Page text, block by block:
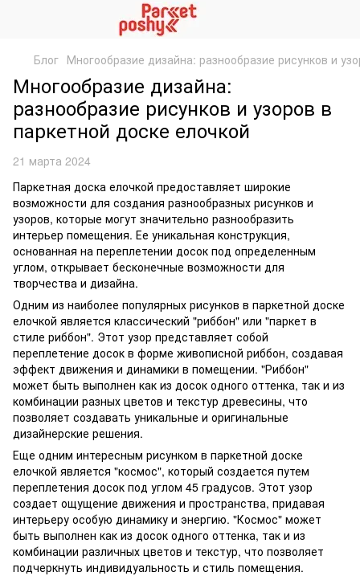
Блог Многообразие дизайна: разнообразие рисунков и
Многообразие дизайна:
разнообразие рисунков и узоров в
паркетной доске елочкой
21 марта 2024
Паркетная доска елочкой предоставляет широкие
возможности для создания разнообразных рисунков и
узоров, которые могут значительно разнообразить
интерьер помещения. Ее уникальная конструкция,
основанная на переплетении досок под определенным
углом, открывает бесконечные возможности для
творчества и дизайна.
Одним из наиболее популярных рисунков в паркетной доске
елочкой является классический "риббон" или "паркет в
стиле риббон". Этот узор представляет собой
переплетение досок в форме живописной риббон, создавая
эффект движения и динамики в помещении. "Риббон"
может быть выполнен как из досок одного оттенка, так и из
комбинации разных цветов и текстур древесины, что
позволяет создавать уникальные и оригинальные
дизайнерские решения.
Еще одним интересным рисунком в паркетной доске
елочкой является "космос", который создается путем
переплетения досок под углом 45 градусов. Этот узор
создает ощущение движения и пространства, придавая
интерьеру особую динамику и энергию. "Космос" может
быть выполнен как из досок одного оттенка, так и из
комбинации различных цветов и текстур, что позволяет
подчеркнуть индивидуальность и стиль помещения.